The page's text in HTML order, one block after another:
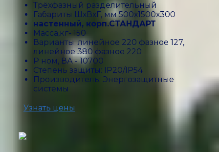
Трёхфазный разделительный
Габариты ШхВхГ, мм 500х1500х300
настенный, корп.СТАНДАРТ
Масса,кг- 150
Варианты: линейное 220 фазное 127,
линейное 380 фазное 220
P ном, ВА - 10700
Степень защиты: IP20/IP54
Производитель: Энергозащитные
системы
Узнать цены